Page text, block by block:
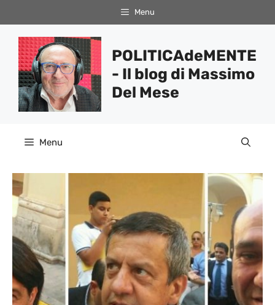
al
contenuto
Menu
POLITICAdeMENTE
- Il blog di Massimo
Del Mese
Menu